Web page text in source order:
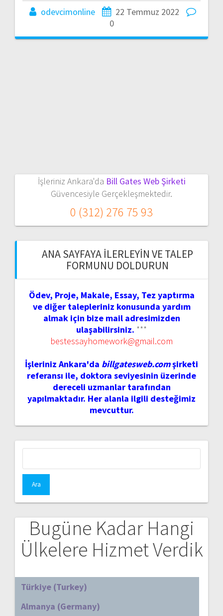
odevcimonline
22 Temmuz 2022
0
İşleriniz Ankara'da Bill Gates Web Şirketi
Güvencesiyle Gerçekleşmektedir.
0 (312) 276 75 93
ANA SAYFAYA İLERLEYIN VE TALEP
FORMUNU DOLDURUN
Ödev, Proje, Makale, Essay, Tez yaptırma
ve diğer talepleriniz konusunda yardım
almak için bize mail adresimizden
ulaşabilirsiniz. ***
bestessayhomework@gmail.com
İşleriniz Ankara'da billgatesweb.comşirketi
referansı ile, doktora seviyesinin üzerinde
dereceli uzmanlar tarafından
yapılmaktadır. Her alanla ilgili desteğimiz
mevcuttur.
Bugüne Kadar Hangi
Ülkelere Hizmet Verdik
Türkiye (Turkey)
Almanya (Germany)